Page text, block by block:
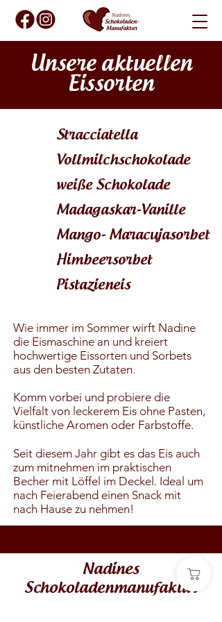
Unsere aktuellen
Eissorten
Stracciatella
Vollmilchschokolade
weiße Schokolade
Madagaskar-Vanille
Mango- Maracujasorbet
Himbeersorbet
Pistazieneis
Wie immer im Sommer wirft Nadine
die Eismaschine an und kreiert
hochwertige Eissorten und Sorbets
aus den besten Zutaten.
Komm vorbei und probiere die
Vielfalt von leckerem Eis ohne Pasten,
künstliche Aromen oder Farbstoffe.
Seit diesem Jahr gibt es das Eis auch
zum mitnehmen im praktischen
Becher mit Löffel im Deckel. Ideal um
nach Feierabend einen Snack mit
nach Hause zu nehmen!
Nadines
Schokoladenmanufaktur